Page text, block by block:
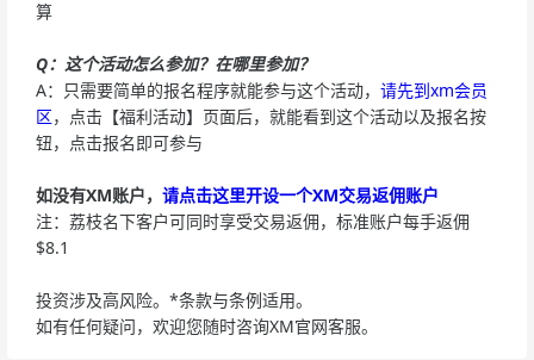
算
Q：这个活动怎么参加？在哪里参加？
A：只需要简单的报名程序就能参与这个活动， 请先到xm会员
区，点击【福利活动】页面后，就能看到这个活动以及报名按
钮，点击报名即可参与
如没有XM账户， 请点击这里开设一个XM交易返佣账户
注：荔枝名下客户可同时享受交易返佣，标准账户每手返佣
$8.1
投资涉及高风险。*条款与条例适用。
如有任何疑问，欢迎您随时咨询XM官网客服。